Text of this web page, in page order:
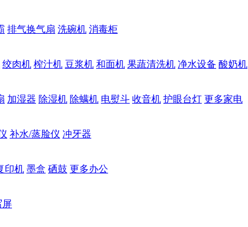
排气换气扇 洗碗机 消毒柜
绞肉机 榨汁机 豆浆机 和面机 果蔬清洗机 净水设备 酸奶机
加湿器 除湿机 除螨机 电熨斗 收音机 护眼台灯 更多家电
补水/蒸脸仪 冲牙器
印机 墨盒 硒鼓 更多办公
屏